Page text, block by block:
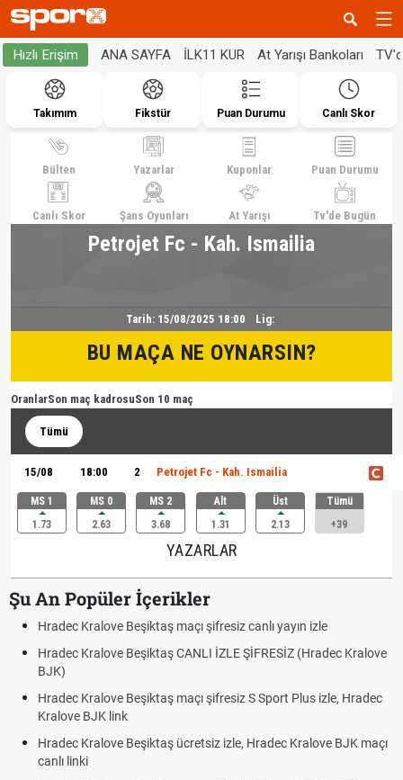
Hızlı Erişim ANA SAYFA İLK11 KUR At Yarışı Bankoları
Takımım Fikstür Puan Durumu Canlı Skor
Bülten Yazarlar Kuponlar Puan Durumu
Canlı Skor Şans Oyunları At Yarışı Tv'de Bugün
Petrojet Fc - Kah. Ismailia
Tarih: 15/08/2025 18:00 Lig:
BU MAÇA NE OYNARSIN?
OranlarSon maç kadrosuSon 10 maç
Tümü
15/08 18:00 2 Petrojet Fc - Kah. Ismailia
MS 1
1.73
MS 0
2.63
MS 2
3.68
Alt
1.31
Üst
2.13
Tümü
+39
YAZARLAR
Şu An Popüler İçerikler
Hradec Kralove Beşiktaş maçı şifresiz canlı yayın izle
Hradec Kralove Beşiktaş CANLI İZLE ŞİFRESİZ (Hradec Kralove
BJK)
Hradec Kralove Beşiktaş maçı şifresiz S Sport Plus izle, Hradec
Kralove BJK link
Hradec Kralove Beşiktaş ücretsiz izle, Hradec Kralove BJK maçı
canlı linki